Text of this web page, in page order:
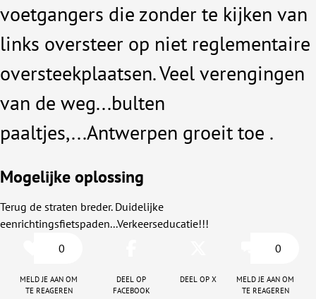
voetgangers die zonder te kijken van
links oversteer op niet reglementaire
oversteekplaatsen. Veel verengingen
van de weg...bulten
paaltjes,...Antwerpen groeit toe .
Mogelijke oplossing
Terug de straten breder. Duidelijke
eenrichtingsfietspaden...Verkeerseducatie!!!
0
Meld je aan om
te reageren
Deel op
facebook
Deel op X
0
Meld je aan om
te reageren